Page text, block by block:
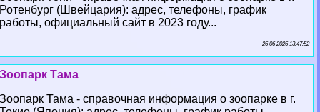
Ротенбург (Швейцария): адрес, телефоны, график
работы, официальный сайт в 2023 году...
26 06 2026 13:47:52
Зоопарк Тама
Зоопарк Тама - справочная информация о зоопарке в г.